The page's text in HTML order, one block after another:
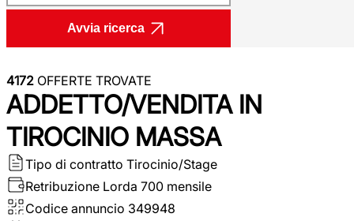
Avvia ricerca
4172 OFFERTE TROVATE
ADDETTO/VENDITA IN
TIROCINIO MASSA
Tipo di contratto Tirocinio/Stage
Retribuzione Lorda 700 mensile
Codice annuncio 349948